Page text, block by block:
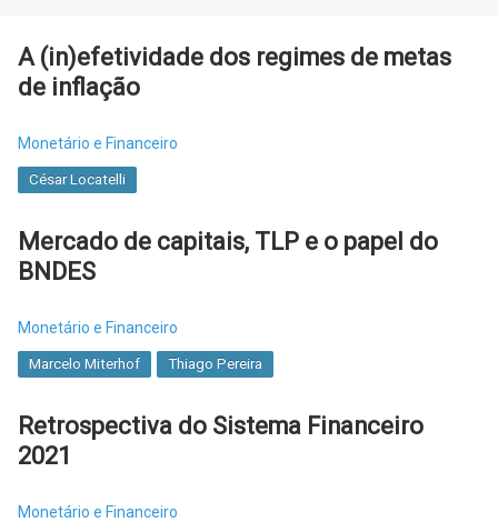
A (in)efetividade dos regimes de metas
de inflação
Monetário e Financeiro
César Locatelli
Mercado de capitais, TLP e o papel do
BNDES
Monetário e Financeiro
Marcelo Miterhof Thiago Pereira
Retrospectiva do Sistema Financeiro
2021
Monetário e Financeiro